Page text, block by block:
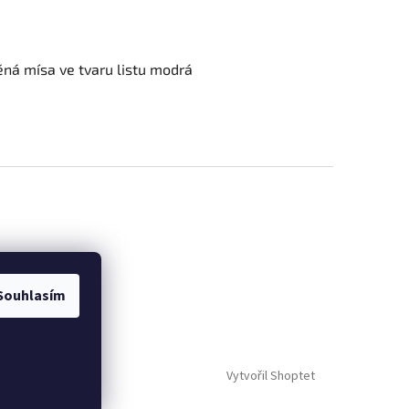
mísa ve tvaru listu modrá
Vytvořil Shoptet